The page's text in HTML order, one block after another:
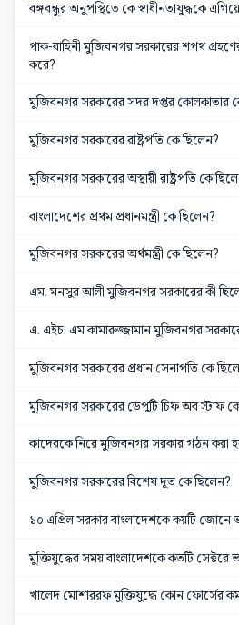
বঙ্গবন্ধুর অনুপস্থিতে কে স্বাধীনতাযুদ্ধকে
পাক-বাহিনী মুজিবনগর সরকারের শপথ
করে?
মুজিবনগর সরকারের সদর দপ্তর কোলকাতার
মুজিবনগর সরকারের রাষ্ট্রপতি কে ছিলেন?
মুজিবনগর সরকারের অস্থায়ী রাষ্ট্রপতি কে
বাংলাদেশের প্রথম প্রধানমন্ত্রী কে ছিলেন?
মুজিবনগর সরকারের অর্থমন্ত্রী কে ছিলেন?
এম. মনসুর আলী মুজিবনগর সরকারের কী
এ. এইচ. এম কামারুজ্জামান মুজিবনগর
মুজিবনগর সরকারের প্রধান সেনাপতি কে
মুজিবনগর সরকারের ডেপুটি চিফ অব স্টাফ
কাদেরকে নিয়ে মুজিবনগর সরকার গঠন করা
মুজিবনগর সরকারের বিশেষ দূত কে ছিলেন?
১০ এপ্রিল সরকার বাংলাদেশকে কয়টি জোনে
মুক্তিযুদ্ধের সময় বাংলাদেশকে কতটি সেক্টরে
খালেদ মোশাররফ মুক্তিযুদ্ধে কোন ফোর্সের